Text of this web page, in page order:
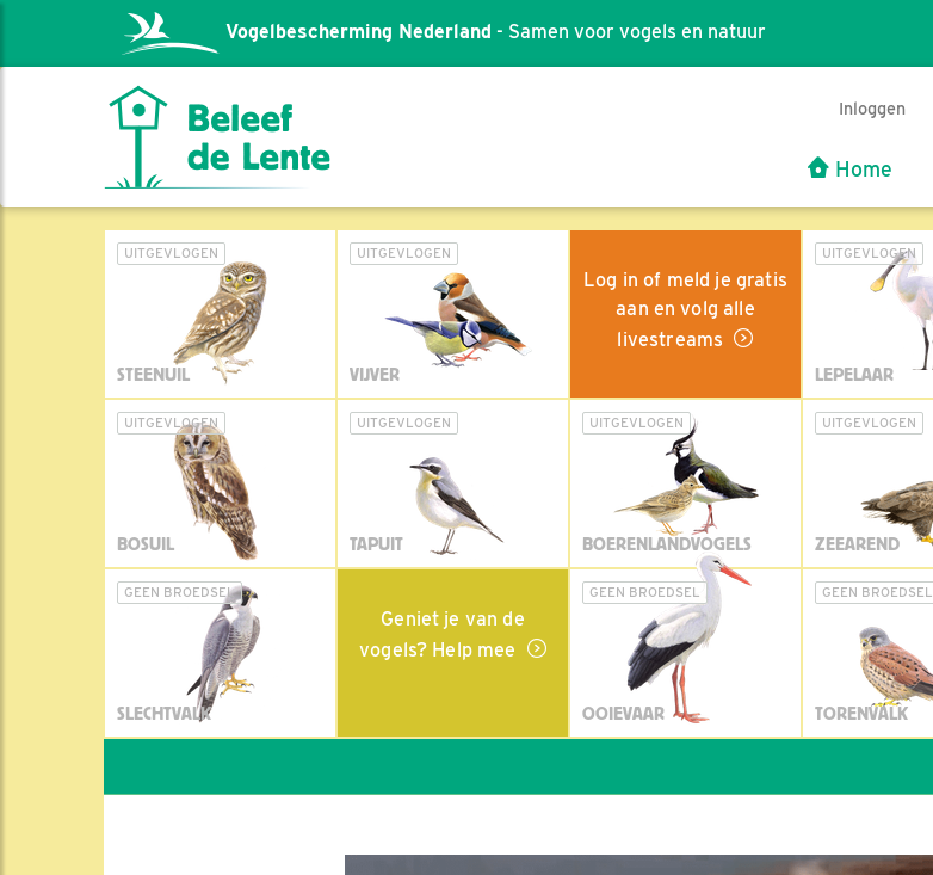
Vogelbescherming Nederland - Samen voor vogels en natuur
Inloggen
Home
UITGEVLOGEN
STEENUIL
UITGEVLOGEN
VIJVER
Log in of meld je gratis
aan en volg alle
livestreams
UITGEVLOGEN
LEPELAAR
UITGEVLOGEN
BOSUIL
UITGEVLOGEN
TAPUIT
UITGEVLOGEN
BOERENLANDVOGELS
UITGEVLOGEN
ZEEAREND
GEEN BROEDSEL
SLECHTVALK
Geniet je van de
vogels? Help mee
GEEN BROEDSEL
OOIEVAAR
GEEN BROEDSEL
TORENVALK